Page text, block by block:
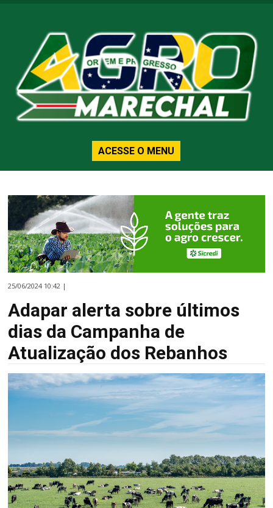
ACESSE O MENU
25/06/2024 10:42 |
Adapar alerta sobre últimos
dias da Campanha de
Atualização dos Rebanhos